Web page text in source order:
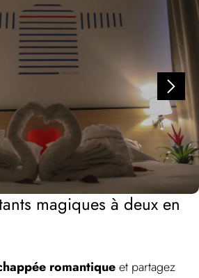
magiques à deux en
romantiqueet partagez